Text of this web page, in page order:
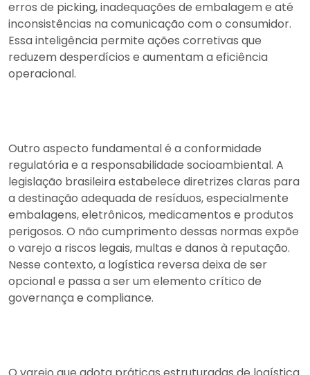
erros de picking, inadequações de embalagem e até
inconsistências na comunicação com o consumidor.
Essa inteligência permite ações corretivas que
reduzem desperdícios e aumentam a eficiência
operacional.
Outro aspecto fundamental é a conformidade
regulatória e a responsabilidade socioambiental. A
legislação brasileira estabelece diretrizes claras para
a destinação adequada de resíduos, especialmente
embalagens, eletrônicos, medicamentos e produtos
perigosos. O não cumprimento dessas normas expõe
o varejo a riscos legais, multas e danos à reputação.
Nesse contexto, a logística reversa deixa de ser
opcional e passa a ser um elemento crítico de
governança e compliance.